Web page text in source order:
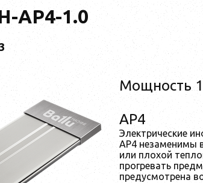
AP4-1.0
Мощность
AP4
Электрические
AP4 незаменимы
или плохой
прогревать
предусмотрена